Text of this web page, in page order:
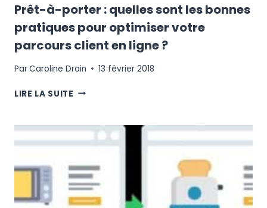
Prêt-à-porter : quelles sont les bonnes
pratiques pour optimiser votre
parcours client en ligne ?
ParCaroline Drain 13 février 2018
LIRE LA SUITE PRÊT-
:
QUELLES
LES
BONNES
PRATIQUES
POUR